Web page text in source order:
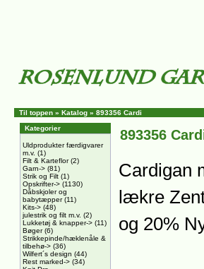
Til toppen » Katalog » 893356 Cardi
Kategorier
Uldprodukter færdigvarer
m.v. (1)
Filt & Karteflor(2)
Garn-> (81)
Strik og Filt (1)
Opskrifter-> (1130)
Dåbskjoler og
babytæpper(11)
Kits-> (48)
julestrik og filt m.v. (2)
Lukketøj & knapper-> (11)
Bøger(6)
Strikkepinde/hæklenåle &
tilbehø-> (36)
Wilfert´s design (44)
Rest marked-> (34)
893356
Cardigan
lækre
og 20%